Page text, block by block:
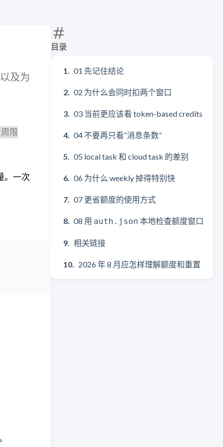
目录
01 先记住结论
02 为什么会同时扣两个窗口
03 当前更应该看 token-based credits
04 不要再只看“消息条数”
05 local task 和 cloud task 的差别
06 为什么 weekly 掉得特别快
07 更省额度的使用方式
08 用 auth.json 本地检查额度窗口
相关链接
2026 年 8 月应怎样理解额度和重置
及为
周限
。一次